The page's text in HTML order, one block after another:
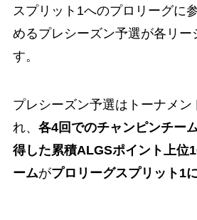
スプリット1へのプロリーグに
めるプレシーズン予選が各リー
す。
プレシーズン予選はトーナメン
れ、 各4回でのチャンピンチー
得した累積ALGSポイント上位
ームがプロリーグスプリット1